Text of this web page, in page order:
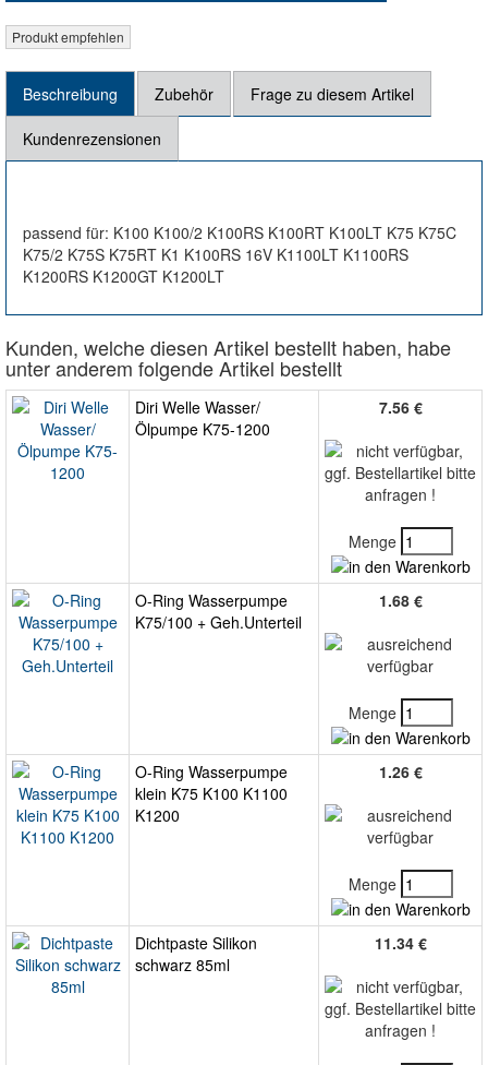
Beschreibung Zubehör Frage zu diesem Artikel
Kundenrezensionen
passend für: K100 K100/2 K100RS K100RT K100LT K75 K75C
K75/2 K75S K75RT K1 K100RS 16V K1100LT K1100RS
K1200RS K1200GT K1200LT
Kunden, welche diesen Artikel bestellt haben, habe
unter anderem folgende Artikel bestellt
Diri Welle Wasser/
Ölpumpe K75-1200
7.56 €
Menge
O-Ring Wasserpumpe
K75/100 + Geh.Unterteil
1.68 €
Menge
O-Ring Wasserpumpe
klein K75 K100 K1100
K1200
1.26 €
Menge
Dichtpaste Silikon
schwarz 85ml
11.34 €